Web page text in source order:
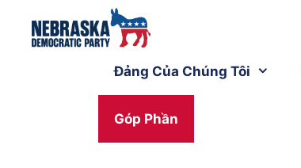
Đảng Của Chúng Tôi
Góp Phần